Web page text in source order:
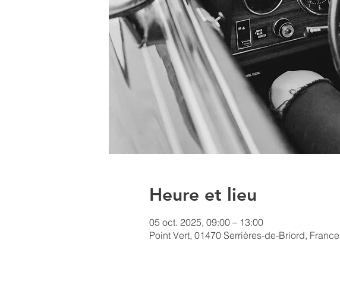
Heure et lieu
05 oct. 2025, 09:00 – 13:00
Point Vert, 01470 Serrières-de-Briord, France